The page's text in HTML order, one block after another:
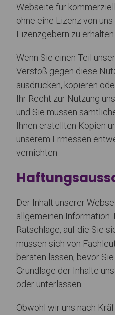
Webseite für
ohne eine Lizenz von
Lizenzgebern zu erhalten.
Wenn Sie einen Teil
Verstoß gegen diese
ausdrucken, kopieren
Ihr Recht zur Nutzung
und Sie müssen
Ihnen erstellten Kopien
unserem Ermessen
vernichten.
Der Inhalt unserer
allgemeinen Information.
Ratschläge, auf die Sie
müssen sich von
beraten lassen, bevor
Grundlage der Inhalte
oder unterlassen.
Obwohl wir uns nach